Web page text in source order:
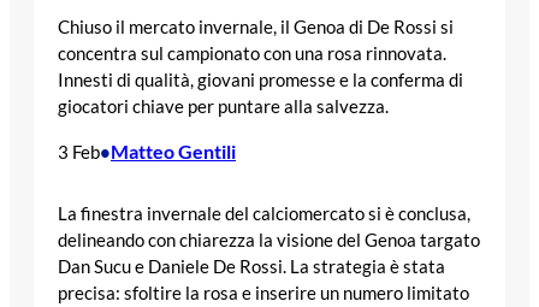
Chiuso il mercato invernale, il Genoa di De Rossi si
concentra sul campionato con una rosa rinnovata.
Innesti di qualità, giovani promesse e la conferma di
giocatori chiave per puntare alla salvezza.
3 Feb•Matteo Gentili
La finestra invernale del calciomercato si è conclusa,
delineando con chiarezza la visione del Genoa targato
Dan Sucu e Daniele De Rossi. La strategia è stata
precisa: sfoltire la rosa e inserire un numero limitato